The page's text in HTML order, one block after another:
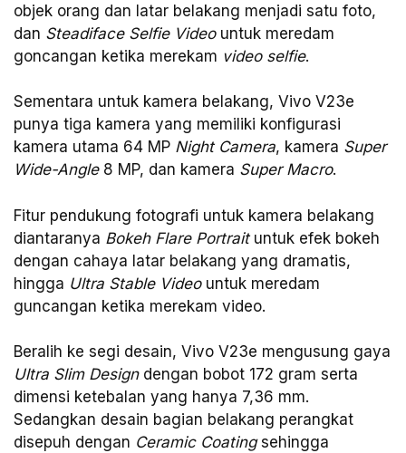
objek orang dan latar belakang menjadi satu foto,
dan Steadiface Selfie Videountuk meredam
goncangan ketika merekam video selfie.
Sementara untuk kamera belakang, Vivo V23e
punya tiga kamera yang memiliki konfigurasi
kamera utama 64 MP Night Camera, kamera Super
Wide-Angle8 MP, dan kamera Super Macro.
Fitur pendukung fotografi untuk kamera belakang
diantaranya Bokeh Flare Portraituntuk efek bokeh
dengan cahaya latar belakang yang dramatis,
hingga Ultra Stable Videountuk meredam
guncangan ketika merekam video.
Beralih ke segi desain, Vivo V23e mengusung gaya
Ultra Slim Designdengan bobot 172 gram serta
dimensi ketebalan yang hanya 7,36 mm.
Sedangkan desain bagian belakang perangkat
disepuh dengan Ceramic Coatingsehingga